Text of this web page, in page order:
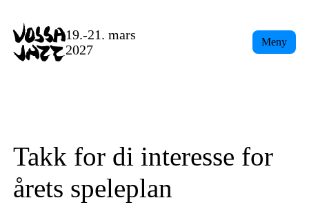
content
19.-21. mars
2027
Meny
Takk for di interesse for
årets speleplan